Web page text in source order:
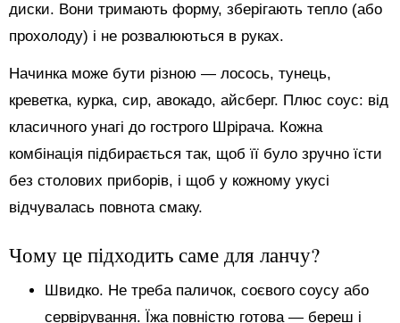
диски. Вони тримають форму, зберігають тепло (або
прохолоду) і не розвалюються в руках.
Начинка може бути різною — лосось, тунець,
креветка, курка, сир, авокадо, айсберг. Плюс соус: від
класичного унагі до гострого Шрірача. Кожна
комбінація підбирається так, щоб її було зручно їсти
без столових приборів, і щоб у кожному укусі
відчувалась повнота смаку.
Чому це підходить саме для ланчу?
Швидко. Не треба паличок, соєвого соусу або
сервірування. Їжа повністю готова — береш і